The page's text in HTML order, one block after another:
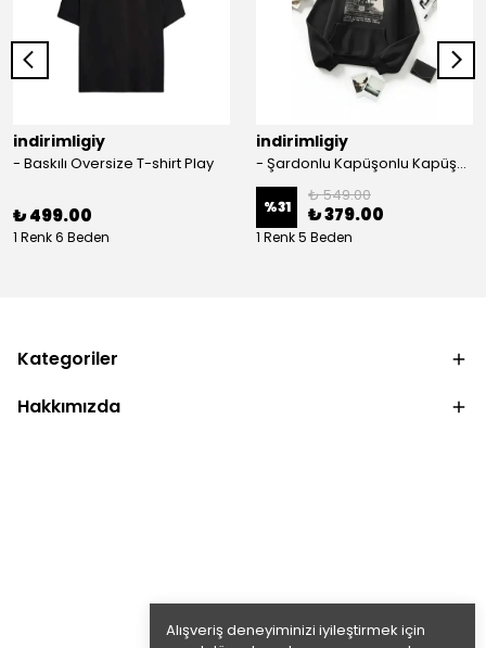
Alışveriş deneyiminizi iyileştirmek için
indirimligiy
- Baskılı Oversize T-shirt Play
₺ 499.00
1 Renk 6 Beden
indirimligiy
- Şardonlu Kapüşonlu Kapüşonlu Kanguru Cep Oversize Lastik Paça Sweatshirt Takimi
%31
₺ 549.00
₺ 379.00
1 Renk 5 Beden
Kategoriler
Hakkımızda